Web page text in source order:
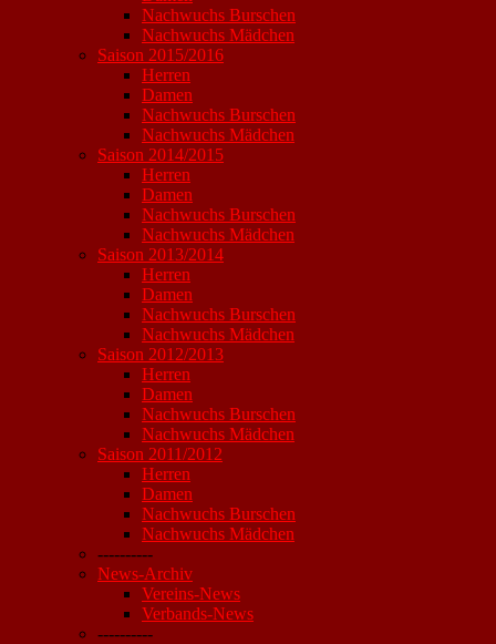
Nachwuchs Burschen
Nachwuchs Mädchen
Saison 2015/2016
Herren
Damen
Nachwuchs Burschen
Nachwuchs Mädchen
Saison 2014/2015
Herren
Damen
Nachwuchs Burschen
Nachwuchs Mädchen
Saison 2013/2014
Herren
Damen
Nachwuchs Burschen
Nachwuchs Mädchen
Saison 2012/2013
Herren
Damen
Nachwuchs Burschen
Nachwuchs Mädchen
Saison 2011/2012
Herren
Damen
Nachwuchs Burschen
Nachwuchs Mädchen
----------
News-Archiv
Vereins-News
Verbands-News
----------